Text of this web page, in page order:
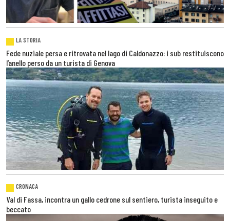
LA STORIA
Fede nuziale persa e ritrovata nel lago di Caldonazzo: i sub restituiscono
l’anello perso da un turista di Genova
CRONACA
Val di Fassa, incontra un gallo cedrone sul sentiero, turista inseguito e
beccato